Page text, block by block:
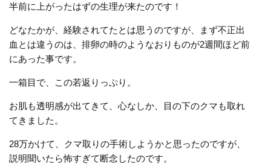
半前に上がったはずの生理が来たのです！
どなたかが、経験されてたとは思うのですが、まず不正出
血とは違うのは、排卵の時のようなおりものが2週間ほど前
にあった事です。
一箱目で、この若返りっぷり。
お肌も透明感が出てきて、心なしか、目の下のクマも取れ
てきました。
28万かけて、クマ取りの手術しようかと思ったのですが、
説明聞いたら怖すぎて断念したのです。